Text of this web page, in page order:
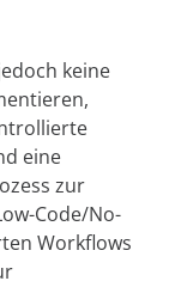
keine
eine
zur
Code/No-
Workflows